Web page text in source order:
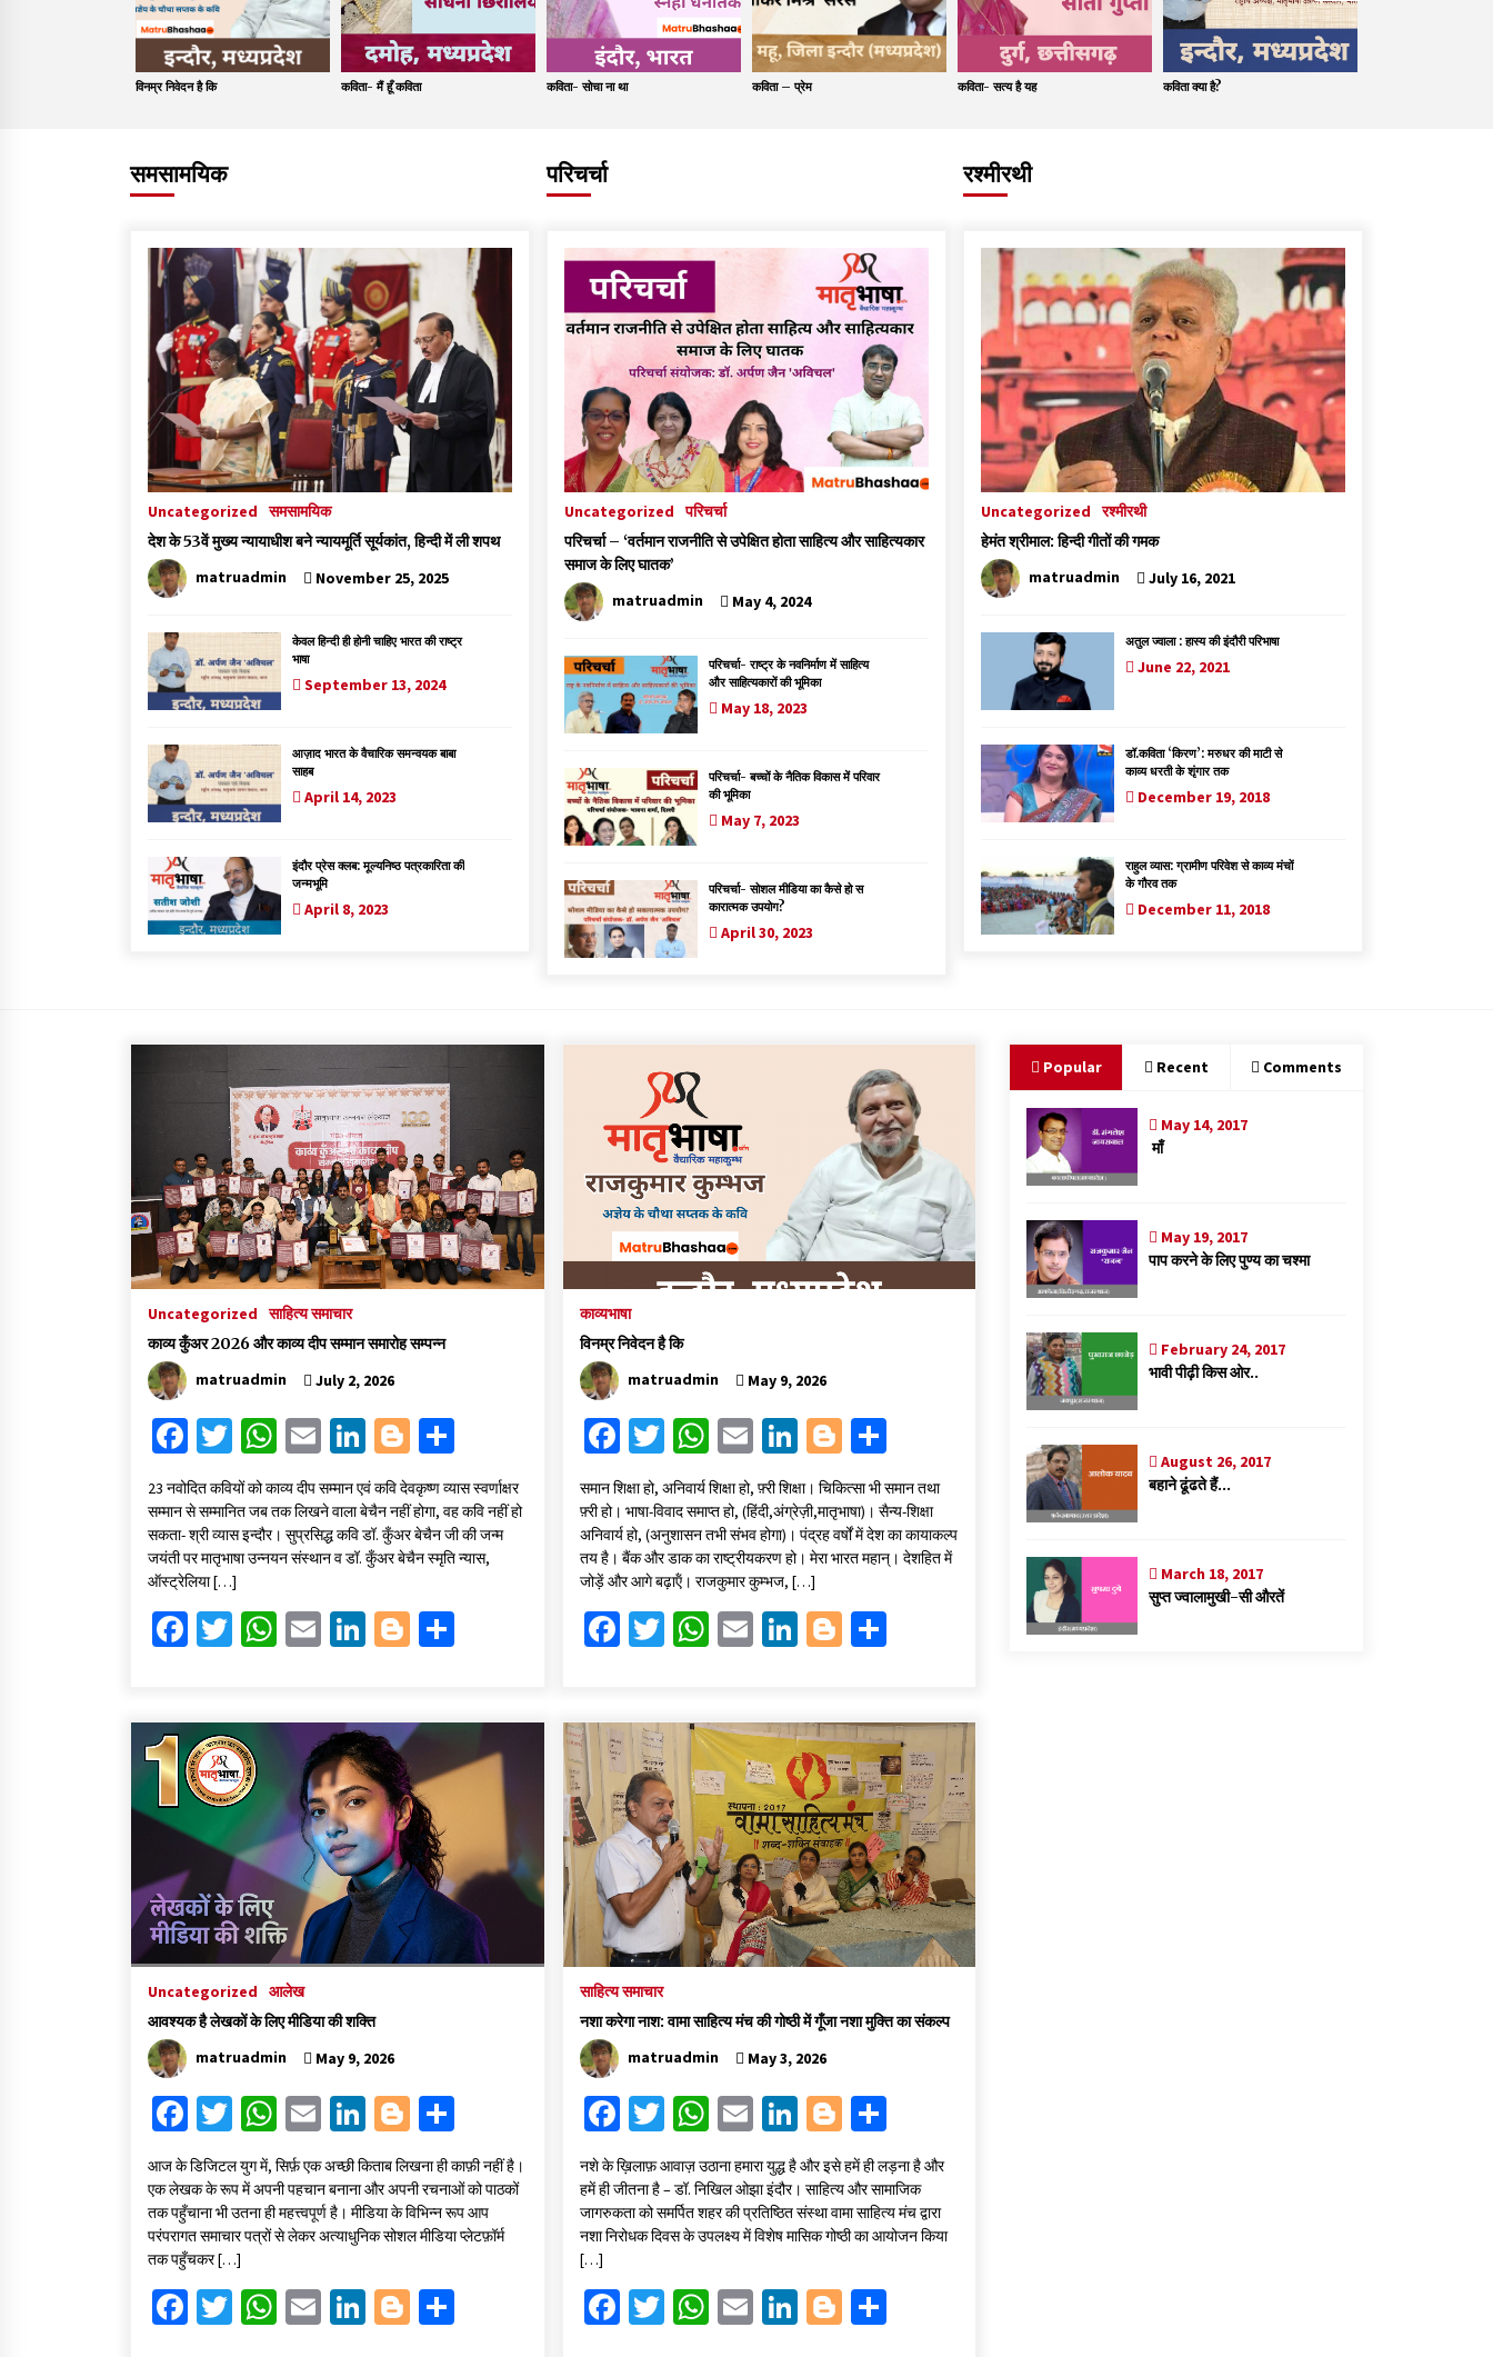
विनम्र निवेदन है कि कविता- मैं हूँ कविता कविता- सोचा ना था कविता – प्रेम कविता- सत्य है यह कविता क्या है?
समसामयिक
Uncategorized
समसामयिक
देश के 53वें मुख्य न्यायाधीश बने न्यायमूर्ति सूर्यकांत, हिन्दी में ली शपथ
matruadmin
November 25, 2025
केवल हिन्दी ही होनी चाहिए भारत की राष्ट्र
भाषा
September 13, 2024
आज़ाद भारत के वैचारिक समन्वयक बाबा
साहब
April 14, 2023
इंदौर प्रेस क्लब: मूल्यनिष्ठ पत्रकारिता की
जन्मभूमि
April 8, 2023
परिचर्चा
Uncategorized
परिचर्चा
परिचर्चा – ‘वर्तमान राजनीति से उपेक्षित होता साहित्य और साहित्यकार
समाज के लिए घातक’
matruadmin
May 4, 2024
परिचर्चा- राष्ट्र के नवनिर्माण में साहित्य
और साहित्यकारों की भूमिका
May 18, 2023
परिचर्चा- बच्चों के नैतिक विकास में परिवार
की भूमिका
May 7, 2023
परिचर्चा- सोशल मीडिया का कैसे हो स
कारात्मक उपयोग?
April 30, 2023
रश्मीरथी
Uncategorized
रश्मीरथी
हेमंत श्रीमाल: हिन्दी गीतों की गमक
matruadmin
July 16, 2021
अतुल ज्वाला : हास्य की इंदौरी परिभाषा
June 22, 2021
डॉ.कविता ‘किरण’: मरुधर की माटी से
काव्य धरती के शृंगार तक
December 19, 2018
राहुल व्यास: ग्रामीण परिवेश से काव्य मंचों
के गौरव तक
December 11, 2018
Uncategorized
साहित्य समाचार
काव्य कुँअर 2026 और काव्य दीप सम्मान समारोह सम्पन्न
matruadmin
July 2, 2026
Fa
ce
b
o
o
k
T
wi
tt
er
W
at
sA
p
p
E
ai
l
Li
n
ke
dI
n
Bl
gg
er
ar
e
23 नवोदित कवियों को काव्य दीप सम्मान एवं कवि देवकृष्ण व्यास स्वर्णाक्षर
सम्मान से सम्मानित जब तक लिखने वाला बेचैन नहीं होगा, वह कवि नहीं हो
सकता- श्री व्यास इन्दौर। सुप्रसिद्ध कवि डॉ. कुँअर बेचैन जी की जन्म
जयंती पर मातृभाषा उन्नयन संस्थान व डॉ. कुँअर बेचैन स्मृति न्यास,
ऑस्ट्रेलिया […]
Fa
o
o
k
T
er
W
sA
p
E
l
Li
dI
n
Bl
er e
काव्यभाषा
विनम्र निवेदन है कि
matruadmin
May 9, 2026
Fa
ce
b
o
o
k
T
wi
tt
er
W
h
at
sA
p
p
E
m
ai
l
Li
ke
dI
n
Bl
o
gg
er
S
ar
e
समान शिक्षा हो, अनिवार्य शिक्षा हो, फ़्री शिक्षा। चिकित्सा भी समान तथा
फ़्री हो। भाषा-विवाद समाप्त हो, (हिंदी,अंग्रेज़ी,मातृभाषा)। सैन्य-शिक्षा
अनिवार्य हो, (अनुशासन तभी संभव होगा)। पंद्रह वर्षों में देश का कायाकल्प
तय है। बैंक और डाक का राष्ट्रीयकरण हो। मेरा भारत महान्। देशहित में
जोड़ें और आगे बढ़ाऍं। राजकुमार कुम्भज, […]
Fa
o
o
k
T
er
W
sA
p
p
E
l
Li
dI
n
Bl
er
S
e
Uncategorized
आलेख
आवश्यक है लेखकों के लिए मीडिया की शक्ति
matruadmin
May 9, 2026
Fa
ce
b
o
o
k
T
wi
tt
er
W
h
at
sA
p
p
E
m
ai
l
Li
n
ke
dI
n
Bl
gg
er
h
ar
e
​आज के डिजिटल युग में, सिर्फ़ एक अच्छी किताब लिखना ही काफ़ी नहीं है।
एक लेखक के रूप में अपनी पहचान बनाना और अपनी रचनाओं को पाठकों
तक पहुँचाना भी उतना ही महत्त्वपूर्ण है। मीडिया के विभिन्न रूप आप
परंपरागत समाचार पत्रों से लेकर अत्याधुनिक सोशल मीडिया प्लेटफ़ॉर्म
तक पहुँचकर […]
Fa T
W E
Li Bl
साहित्य समाचार
नशा करेगा नाश: वामा साहित्य मंच की गोष्ठी में गूँजा नशा मुक्ति का संकल्प
matruadmin
May 3, 2026
Fa
ce
b
o
o
k
T
tt
er
W
at
sA
p
p
E
ai
l
Li
n
ke
dI
n
Bl
o
gg
er
S
ar
e
​नशे के ख़िलाफ़ आवाज़ उठाना हमारा युद्ध है और इसे हमें ही लड़ना है और
हमें ही जीतना है – डॉ. निखिल ओझा ​इंदौर। साहित्य और सामाजिक
जागरुकता को समर्पित शहर की प्रतिष्ठित संस्था वामा साहित्य मंच द्वारा
नशा निरोधक दिवस के उपलक्ष्य में विशेष मासिक गोष्ठी का आयोजन किया
[…]
Fa T W E Li Bl S
Popular Recent Comments
May 14, 2017
माँ
May 19, 2017
पाप करने के लिए पुण्य का चश्मा
February 24, 2017
भावी पीढ़ी किस ओर..
August 26, 2017
बहाने ढूंढते हैं…
March 18, 2017
सुप्त ज्वालामुखी-सी औरतें